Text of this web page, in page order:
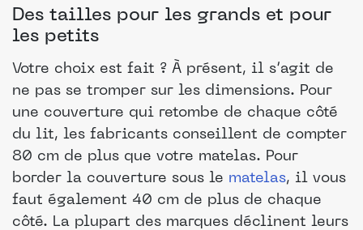
Des tailles pour les grands et pour
les petits
Votre choix est fait ? À présent, il s’agit de
ne pas se tromper sur les dimensions. Pour
une couverture qui retombe de chaque côté
du lit, les fabricants conseillent de compter
80 cm de plus que votre matelas. Pour
border la couverture sous le matelas, il vous
faut également 40 cm de plus de chaque
côté. La plupart des marques déclinent leurs